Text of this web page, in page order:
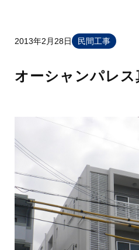
2013年2月28日 民間工事
オーシャンパレス